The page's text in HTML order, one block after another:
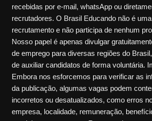
recebidas por e-mail, whatsApp ou
recrutadores. O Brasil Educando não é
recrutamento e não participa de nenhum
Nosso papel é apenas divulgar
de emprego para diversas regiões do
de auxiliar candidatos de forma voluntária.
Embora nos esforcemos para verificar as
da publicação, algumas vagas podem
incorretos ou desatualizados, como erros
empresa, localidade, remuneração,